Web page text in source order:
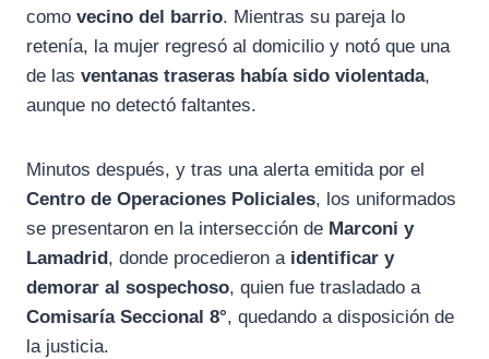
como vecino del barrio. Mientras su pareja lo
retenía, la mujer regresó al domicilio y notó que una
de las ventanas traseras había sido violentada,
aunque no detectó faltantes.
Minutos después, y tras una alerta emitida por el
Centro de Operaciones Policiales, los uniformados
se presentaron en la intersección de Marconi y
Lamadrid, donde procedieron a identificar y
demorar al sospechoso, quien fue trasladado a
Comisaría Seccional 8°, quedando a disposición de
la justicia.